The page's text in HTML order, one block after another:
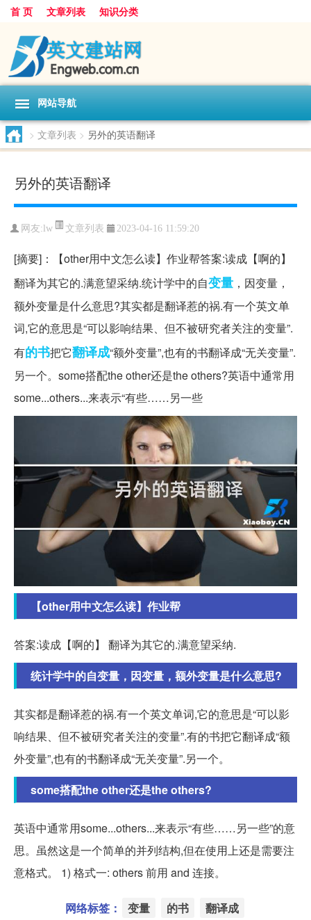
首 页 文章列表 知识分类
网站导航
> 文章列表 > 另外的英语翻译
另外的英语翻译
网友: lw 文章列表 2023-04-16 11:59:20
[摘要]：【other用中文怎么读】作业帮答案:读成【啊的】
翻译为其它的.满意望采纳.统计学中的自变量 ，因变量，
额外变量是什么意思?其实都是翻译惹的祸.有一个英文单
词,它的意思是“可以影响结果、但不被研究者关注的变量”.
有的书把它翻译成“额外变量”,也有的书翻译成“无关变量”.
另一个。some搭配the other还是the others?英语中通常用
some...others...来表示“有些……另一些
【other用中文怎么读】作业帮
答案:读成【啊的】 翻译为其它的.满意望采纳.
统计学中的自变量，因变量，额外变量是什么意思?
其实都是翻译惹的祸.有一个英文单词,它的意思是“可以影
响结果、但不被研究者关注的变量”.有的书把它翻译成“额
外变量”,也有的书翻译成“无关变量”.另一个。
some搭配the other还是the others?
英语中通常用some...others...来表示“有些……另一些”的意
思。虽然这是一个简单的并列结构,但在使用上还是需要注
意格式。 1) 格式一: others 前用 and 连接。
网络标签： 变量 的书 翻译成